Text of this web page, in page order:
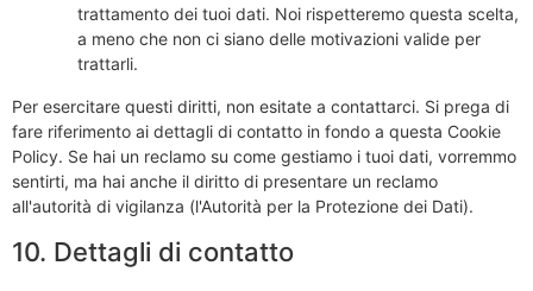
trattamento dei tuoi dati. Noi rispetteremo questa scelta,
a meno che non ci siano delle motivazioni valide per
trattarli.
Per esercitare questi diritti, non esitate a contattarci. Si prega di
fare riferimento ai dettagli di contatto in fondo a questa Cookie
Policy. Se hai un reclamo su come gestiamo i tuoi dati, vorremmo
sentirti, ma hai anche il diritto di presentare un reclamo
all'autorità di vigilanza (l'Autorità per la Protezione dei Dati).
10. Dettagli di contatto